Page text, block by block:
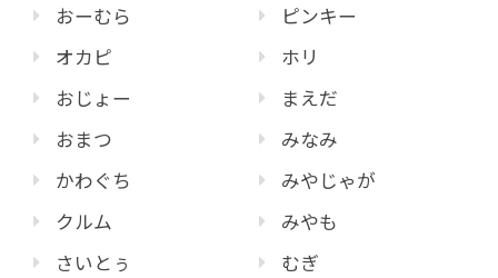
おーむら
オカピ
おじょー
おまつ
かわぐち
クルム
さいとぅ
ピンキー
ホリ
まえだ
みなみ
みやじゃが
みやも
むぎ